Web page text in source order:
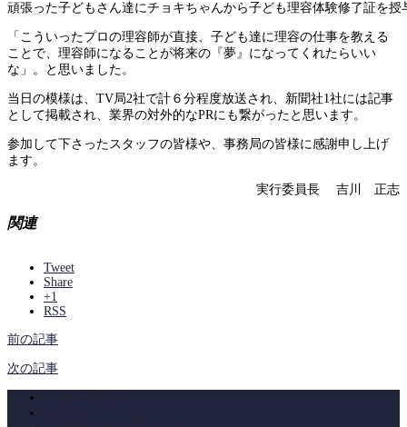
頑張った子どもさん達にチョキちゃんから子ども理容体験修了証を授
「こういったプロの理容師が直接、子ども達に理容の仕事を教える
ことで、理容師になることが将来の『夢』になってくれたらいい
な」。と思いました。
当日の模様は、TV局2社で計６分程度放送され、新聞社1社には記事
として掲載され、業界の対外的なPRにも繋がったと思います。
参加して下さったスタッフの皆様や、事務局の皆様に感謝申し上げ
ます。
実行委員長 吉川 正志
関連
Tweet
Share
+1
RSS
前の記事
次の記事